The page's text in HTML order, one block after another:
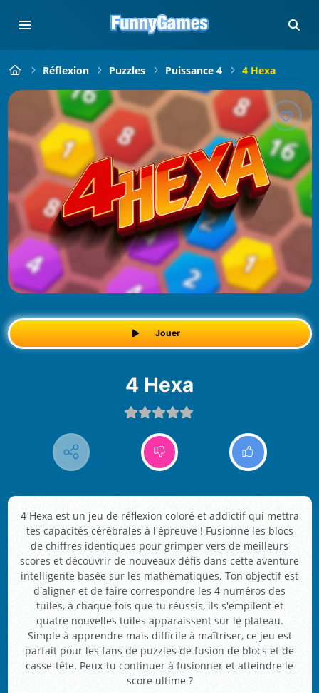
Réflexion Puzzles Puissance 4 4 Hexa
Jouer
4 Hexa
4 Hexa est un jeu de réflexion coloré et addictif qui mettra
tes capacités cérébrales à l'épreuve ! Fusionne les blocs
de chiffres identiques pour grimper vers de meilleurs
scores et découvrir de nouveaux défis dans cette aventure
intelligente basée sur les mathématiques. Ton objectif est
d'aligner et de faire correspondre les 4 numéros des
tuiles, à chaque fois que tu réussis, ils s'empilent et
quatre nouvelles tuiles apparaissent sur le plateau.
Simple à apprendre mais difficile à maîtriser, ce jeu est
parfait pour les fans de puzzles de fusion de blocs et de
casse-tête. Peux-tu continuer à fusionner et atteindre le
score ultime ?